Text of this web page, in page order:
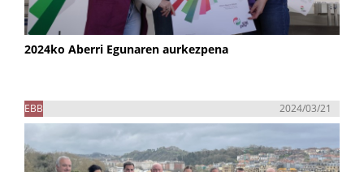
2024ko Aberri Egunaren aurkezpena
EBB 2024/03/21